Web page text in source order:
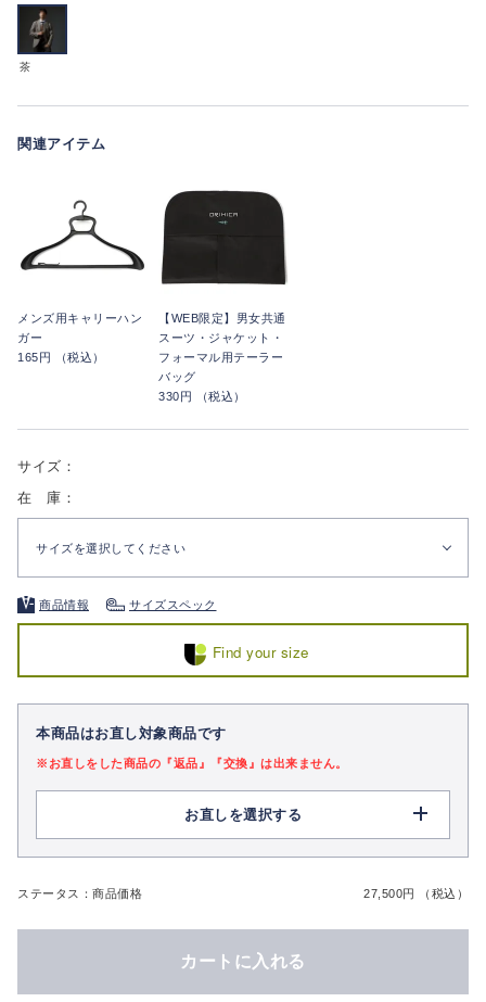
茶
関連アイテム
メンズ用キャリーハン
ガー
165円 （税込）
【WEB限定】男女共通
スーツ・ジャケット・
フォーマル用テーラー
バッグ
330円 （税込）
サイズ：
在 庫：
サイズを選択してください
商品情報 サイズスペック
Find your size
本商品はお直し対象商品です
※お直しをした商品の『返品』『交換』は出来ません。
お直しを選択する
ステータス：商品価格 27,500円 （税込）
カートに入れる